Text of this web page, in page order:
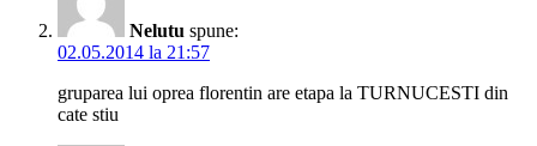
Nelutu spune:
02.05.2014 la 21:57
gruparea lui oprea florentin are etapa la TURNUCESTI din
cate stiu